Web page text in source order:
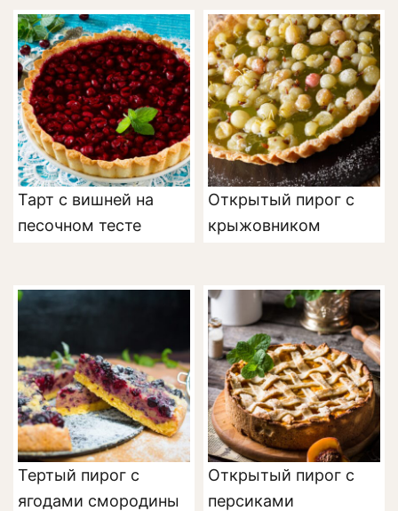
Тарт с вишней на
песочном тесте
Открытый пирог с
крыжовником
Тертый пирог с
ягодами смородины
Открытый пирог с
персиками